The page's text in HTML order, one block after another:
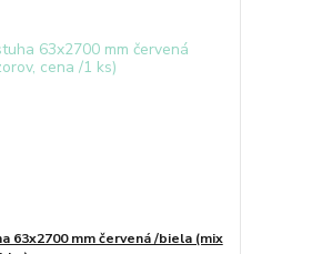
63x2700 mm červená /biela (mix